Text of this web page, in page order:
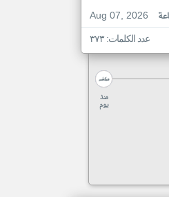
Aug 07, 2026
عدد الكلمات: ٣٧٣
منذ
يوم